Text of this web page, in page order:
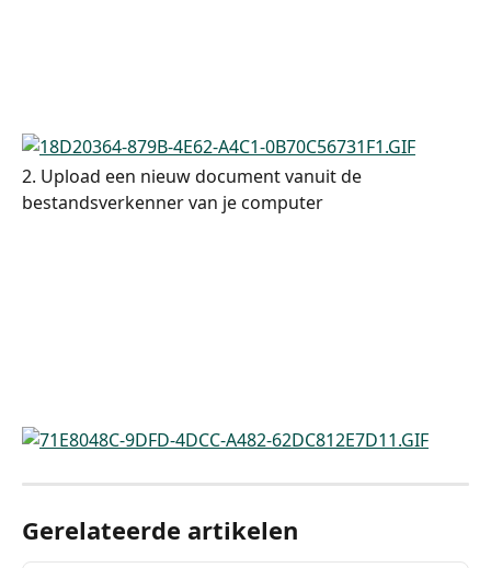
2. Upload een nieuw document vanuit de
bestandsverkenner van je computer
Gerelateerde artikelen